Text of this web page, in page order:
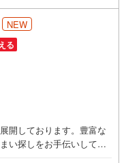
NEW
る
開しております。豊富な
い探しをお手伝いしてお